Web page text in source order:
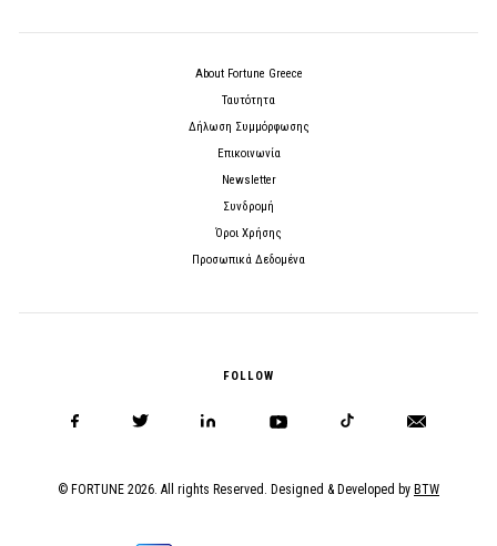
About Fortune Greece
Ταυτότητα
Δήλωση Συμμόρφωσης
Επικοινωνία
Newsletter
Συνδρομή
Όροι Χρήσης
Προσωπικά Δεδομένα
FOLLOW
© FORTUNE 2026. All rights Reserved. Designed & Developed by BTW